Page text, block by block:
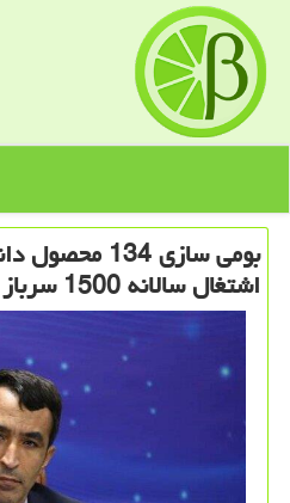
بومی سازی
اشتغال سالانه 1500 سرباز امریه